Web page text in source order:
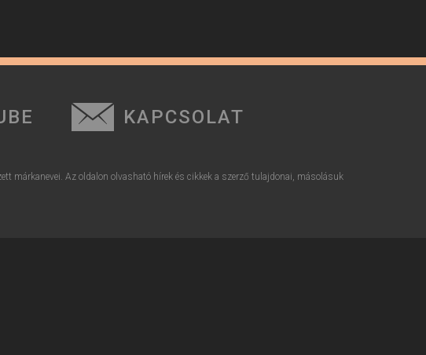
KAPCSOLAT
márkanevei. Az oldalon olvasható hírek és cikkek a szerző tulajdonai, másolásuk